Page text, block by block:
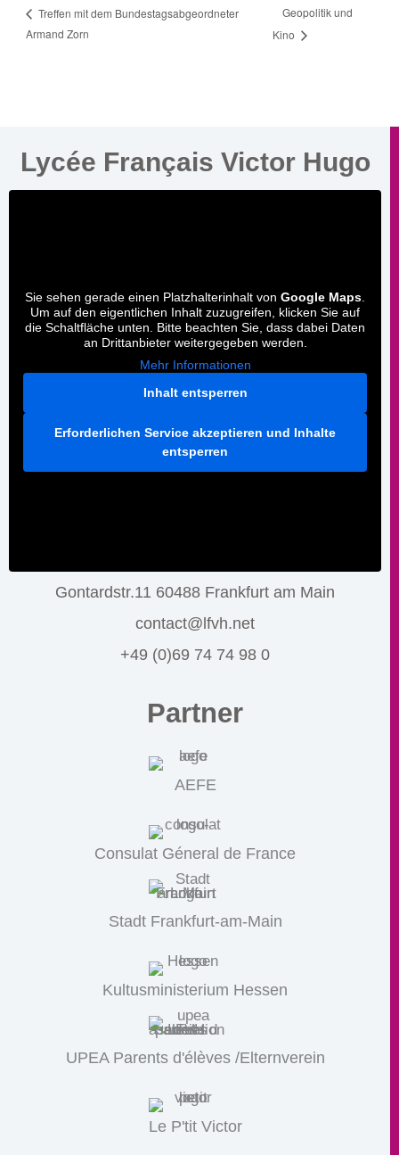
Treffen mit dem Bundestagsabgeordneter
Armand Zorn
Geopolitik und
Kino
Lycée Français Victor Hugo
Sie sehen gerade einen Platzhalterinhalt von Google Maps
Um auf den eigentlichen Inhalt zuzugreifen, klicken Sie auf
die Schaltfläche unten. Bitte beachten Sie, dass dabei Daten
an Drittanbieter weitergegeben werden.
Mehr Informationen
Inhalt entsperren
Erforderlichen Service akzeptieren und Inhalte
entsperren
Gontardstr.11 60488 Frankfurt am Main
contact@lfvh.net
+49 (0)69 74 74 98 0
Partner
AEFE
Consulat Géneral de France
Stadt Frankfurt-am-Main
Kultusministerium Hessen
UPEA Parents d'élèves /Elternverein
Le P'tit Victor